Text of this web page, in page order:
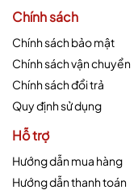
Chính sách
Chính sách bảo mật
Chính sách vận chuyển
Chính sách đổi trả
Quy định sử dụng
Hỗ trợ
Hướng dẫn mua hàng
Hướng dẫn thanh toán